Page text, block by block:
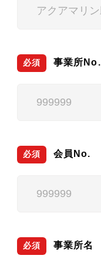
必須 事業所No.
必須 会員No.
必須 事業所名